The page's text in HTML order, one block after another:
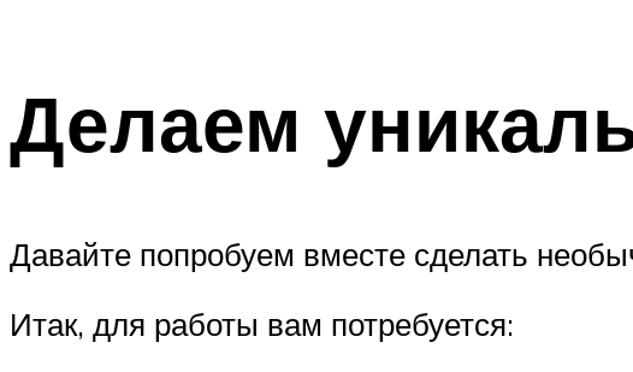
Делаем
Давайте попробуем вместе сделать
Итак, для работы вам потребуется: